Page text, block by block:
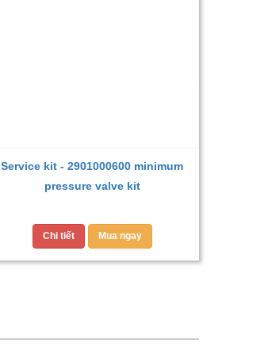
Service kit - 2901000600 minimum
pressure valve kit
Chi tiết Mua ngay